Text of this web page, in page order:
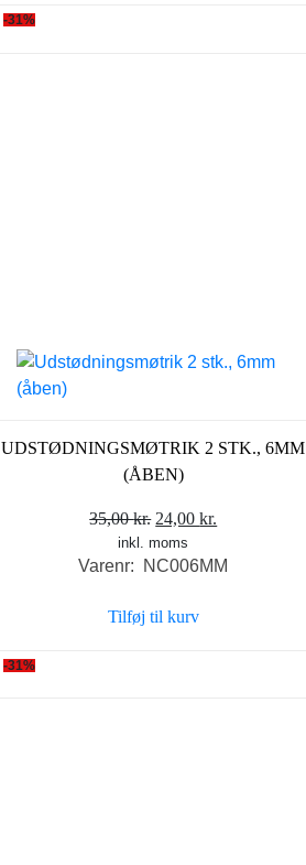
-31%
UDSTØDNINGSMØTRIK 2 STK., 6MM
(ÅBEN)
35,00kr. Den
oprindelige
pris
35,00 kr..
24,00kr.
pris
inkl. moms
Varenr: NC006MM
Tilføj til kurv
-31%